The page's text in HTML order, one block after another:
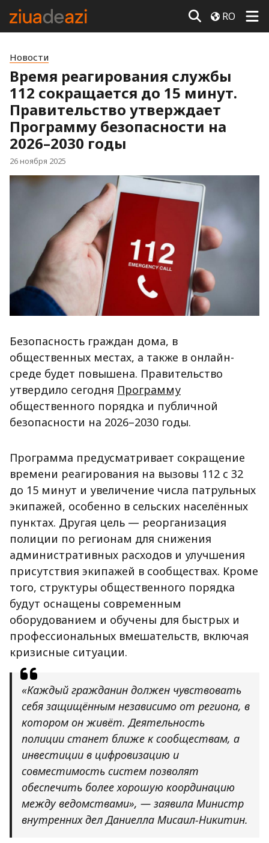
RO
Новости
Время реагирования службы
112 сокращается до 15 минут.
Правительство утверждает
Программу безопасности на
2026–2030 годы
26 ноября 2025
Безопасность граждан дома, в
общественных местах, а также в онлайн-
среде будет повышена. Правительство
утвердило сегодня Программу
общественного порядка и публичной
безопасности на 2026–2030 годы.
Программа предусматривает сокращение
времени реагирования на вызовы 112 с 32
до 15 минут и увеличение числа патрульных
экипажей, особенно в сельских населённых
пунктах. Другая цель — реорганизация
полиции по регионам для снижения
административных расходов и улучшения
присутствия экипажей в сообществах. Кроме
того, структуры общественного порядка
будут оснащены современным
оборудованием и обучены для быстрых и
профессиональных вмешательств, включая
кризисные ситуации.
«Каждый гражданин должен чувствовать
себя защищённым независимо от региона, в
котором он живёт. Деятельность
полиции станет ближе к сообществам, а
инвестиции в цифровизацию и
совместимость систем позволят
обеспечить более хорошую координацию
между ведомствами», — заявила Министр
внутренних дел Даниелла Мисаил-Никитин.